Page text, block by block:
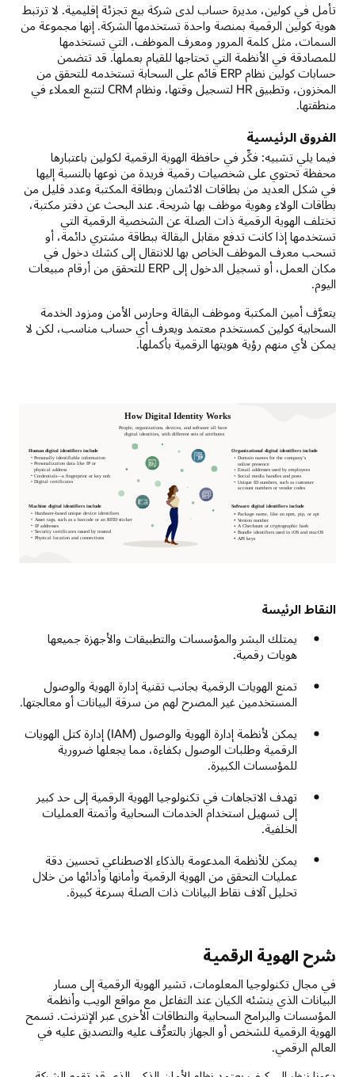
تأمل في كولين، مديرة حساب لدى شركة بيع تجزئة إقليمية. لا ترتبط
هوية كولين الرقمية بمنصة واحدة تستخدمها الشركة. إنها مجموعة من
السمات، مثل كلمة المرور ومعرف الموظف، التي تستخدمها
للمصادقة في الأنظمة التي تحتاجها للقيام بعملها. قد تتضمن
حسابات كولين نظام ERP قائم على السحابة تستخدمه للتحقق من
المخزون، وتطبيق HR لتسجيل وقتها، ونظام CRM لتتبع العملاء في
منطقتها.
الفروق الرئيسية
فيما يلي تشبيه: فكِّر في حافظة الهوية الرقمية لكولين باعتبارها
محفظة تحتوي على شخصيات رقمية فريدة من نوعها بالنسبة إليها
في شكل العديد من بطاقات الائتمان وبطاقة المكتبة وعدد قليل من
بطاقات الولاء وهوية موظف بها شريحة. عند البحث عن دفتر مكتبة،
تختلف الهوية الرقمية ذات الصلة عن الشخصية الرقمية التي
تستخدمها إذا كانت تدفع مقابل البقالة ببطاقة مشتري دائمة، أو
تسحب معرف الموظف الخاص بها للانتقال إلى كشك دخول في
مكان العمل، أو تسجيل الدخول إلى ERP للتحقق من أرقام مبيعات
اليوم.
يتعرَّف أمين المكتبة وموظف البقالة وحارس الأمن ومزود الخدمة
السحابية كولين كمستخدم معتمد ويعرف أي حساب مناسب، لكن لا
يمكن لأي منهم رؤية هويتها الرقمية بأكملها.
النقاط الرئيسة
يمتلك البشر والمؤسسات والتطبيقات والأجهزة جميعها
هويات رقمية.
تمنع الهويات الرقمية بجانب تقنية إدارة الهوية والوصول
المستخدمين غير المصرح لهم من سرقة البيانات أو معالجتها.
يمكن لأنظمة إدارة الهوية والوصول (IAM) إدارة كتل الهويات
الرقمية وطلبات الوصول بكفاءة، مما يجعلها ضرورية
للمؤسسات الكبيرة.
تهدف الاتجاهات في تكنولوجيا الهوية الرقمية إلى حد كبير
إلى تسهيل استخدام الخدمات السحابية وأتمتة العمليات
الخلفية.
يمكن للأنظمة المدعومة بالذكاء الاصطناعي تحسين دقة
عمليات التحقق من الهوية الرقمية وأمانها وأدائها من خلال
تحليل آلاف نقاط البيانات ذات الصلة بسرعة كبيرة.
شرح الهوية الرقمية
في مجال تكنولوجيا المعلومات، تشير الهوية الرقمية إلى مسار
البيانات الذي ينشئه الكيان عند التفاعل مع مواقع الويب وأنظمة
المؤسسات والبرامج السحابية والنطاقات الأخرى عبر الإنترنت. تسمح
الهوية الرقمية للشخص أو الجهاز بالتعرُّف عليه والتصديق عليه في
العالم الرقمي.